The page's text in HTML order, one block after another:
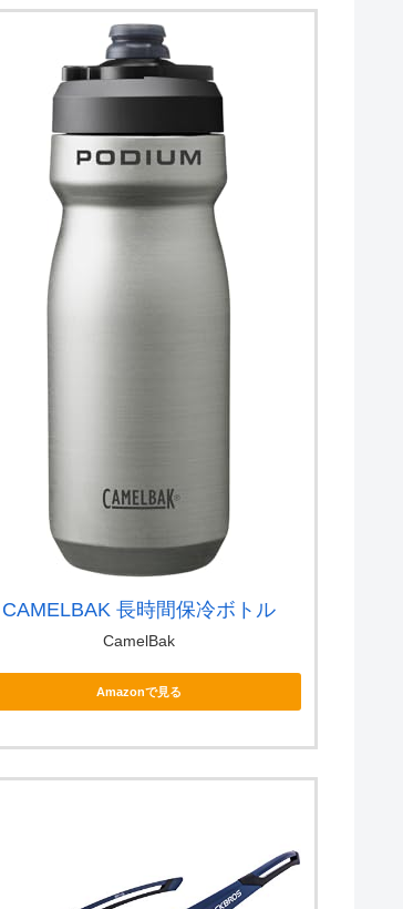
CAMELBAK 長時間保冷ボトル
CamelBak
Amazonで見る